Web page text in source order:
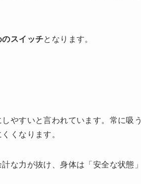
スイッチとなります。
やすいと言われています。常に吸う
くなります。
な力が抜け、身体は「安全な状態」